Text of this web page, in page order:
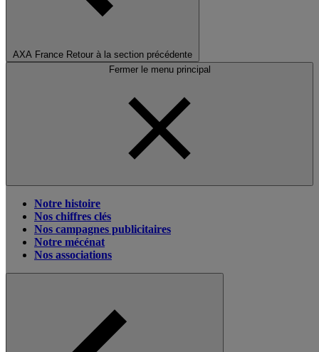
AXA France Retour à la section précédente
Fermer le menu principal
Notre histoire
Nos chiffres clés
Nos campagnes publicitaires
Notre mécénat
Nos associations